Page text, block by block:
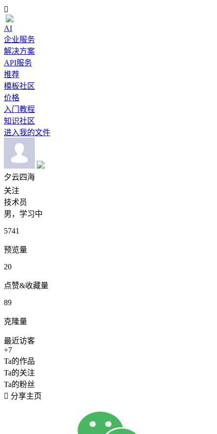

AI
企业服务
解决方案
API服务
推荐
模板社区
价格
入门教程
知识社区
进入我的文件
夕云四海
关注
技术员
男，学习中
5741
预览量
20
点赞&收藏量
89
克隆量
最近访客
+7
Ta的作品
Ta的关注
Ta的粉丝
 分享主页